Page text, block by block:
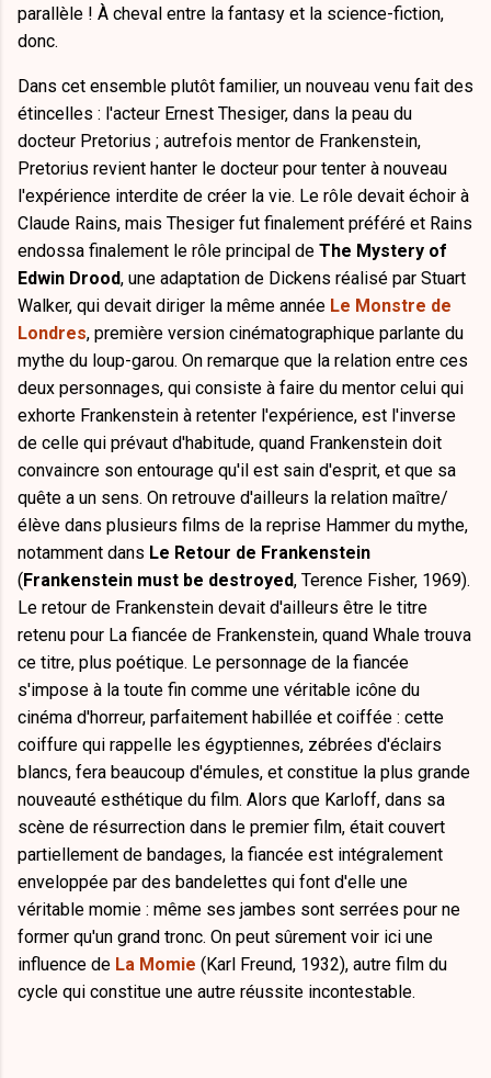
parallèle ! À cheval entre la fantasy et la science-fiction,
donc.
Dans cet ensemble plutôt familier, un nouveau venu fait des
étincelles : l'acteur Ernest Thesiger, dans la peau du
docteur Pretorius ; autrefois mentor de Frankenstein,
Pretorius revient hanter le docteur pour tenter à nouveau
l'expérience interdite de créer la vie. Le rôle devait échoir à
Claude Rains, mais Thesiger fut finalement préféré et Rains
endossa finalement le rôle principal de The Mystery of
Edwin Drood, une adaptation de Dickens réalisé par Stuart
Walker, qui devait diriger la même année Le Monstre de
Londres, première version cinématographique parlante du
mythe du loup-garou. On remarque que la relation entre ces
deux personnages, qui consiste à faire du mentor celui qui
exhorte Frankenstein à retenter l'expérience, est l'inverse
de celle qui prévaut d'habitude, quand Frankenstein doit
convaincre son entourage qu'il est sain d'esprit, et que sa
quête a un sens. On retrouve d'ailleurs la relation maître/
élève dans plusieurs films de la reprise Hammer du mythe,
notamment dans Le Retour de Frankenstein
(Frankenstein must be destroyed, Terence Fisher, 1969).
Le retour de Frankenstein devait d'ailleurs être le titre
retenu pour La fiancée de Frankenstein, quand Whale trouva
ce titre, plus poétique. Le personnage de la fiancée
s'impose à la toute fin comme une véritable icône du
cinéma d'horreur, parfaitement habillée et coiffée : cette
coiffure qui rappelle les égyptiennes, zébrées d'éclairs
blancs, fera beaucoup d'émules, et constitue la plus grande
nouveauté esthétique du film. Alors que Karloff, dans sa
scène de résurrection dans le premier film, était couvert
partiellement de bandages, la fiancée est intégralement
enveloppée par des bandelettes qui font d'elle une
véritable momie : même ses jambes sont serrées pour ne
former qu'un grand tronc. On peut sûrement voir ici une
influence de La Momie (Karl Freund, 1932), autre film du
cycle qui constitue une autre réussite incontestable.